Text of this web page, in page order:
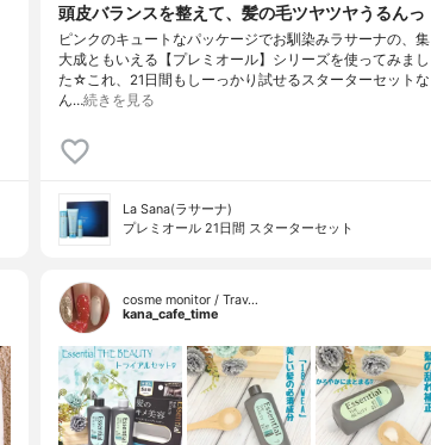
頭皮バランスを整えて、髪の毛ツヤツヤうるんっ
ピンクのキュートなパッケージでお馴染みラサーナの、集
大成ともいえる【プレミオール】シリーズを使ってみまし
た☆これ、21日間もしーっかり試せるスターターセットな
ん…続きを見る
La Sana(ラサーナ)
プレミオール 21日間 スターターセット
cosme monitor / Trav…
kana_cafe_time